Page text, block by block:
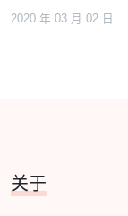
2020 年 03 月 02 日
关于